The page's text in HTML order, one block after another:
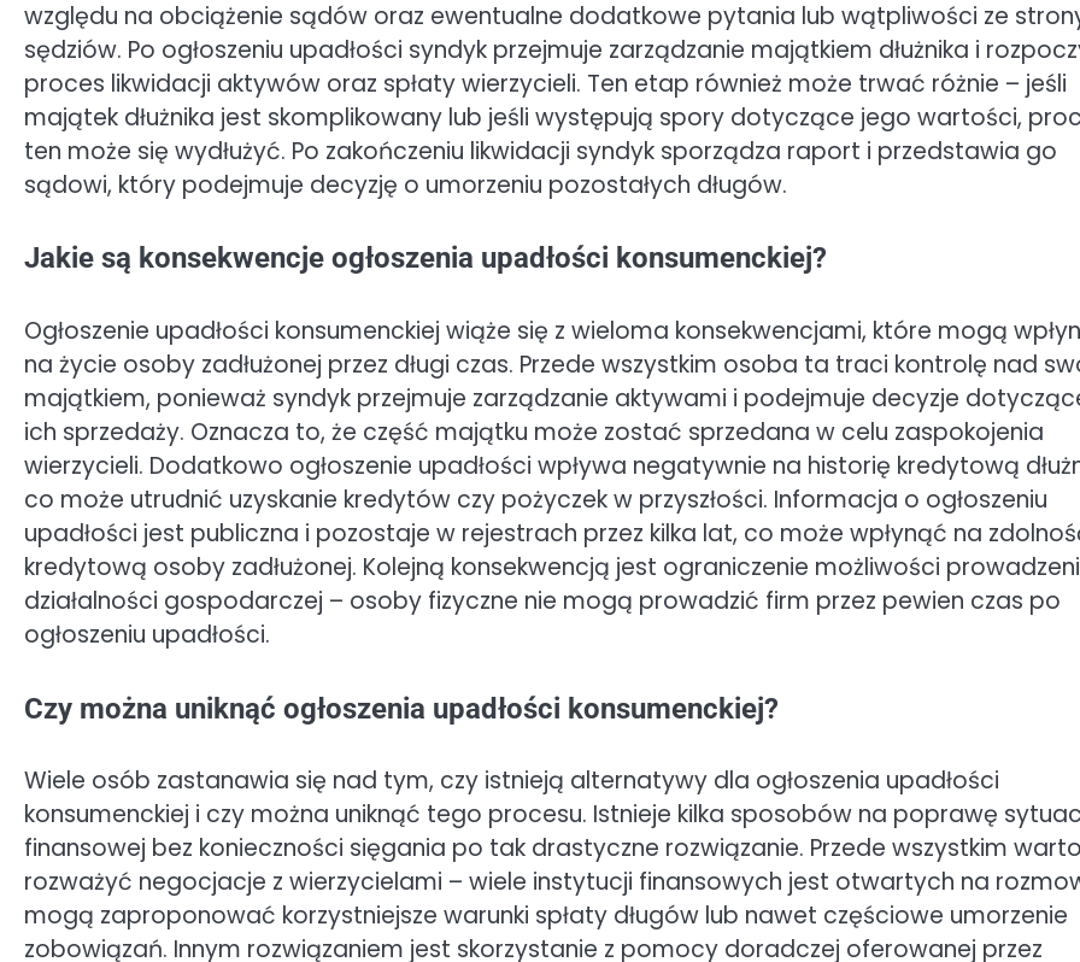
względu na obciążenie sądów oraz ewentualne dodatkowe pytania lub wątpliwości ze
sędziów. Po ogłoszeniu upadłości syndyk przejmuje zarządzanie majątkiem dłużnika i
proces likwidacji aktywów oraz spłaty wierzycieli. Ten etap również może trwać różnie – jeśli
majątek dłużnika jest skomplikowany lub jeśli występują spory dotyczące jego wartości,
ten może się wydłużyć. Po zakończeniu likwidacji syndyk sporządza raport i przedstawia go
sądowi, który podejmuje decyzję o umorzeniu pozostałych długów.
Jakie są konsekwencje ogłoszenia upadłości konsumenckiej?
Ogłoszenie upadłości konsumenckiej wiąże się z wieloma konsekwencjami, które mogą
na życie osoby zadłużonej przez długi czas. Przede wszystkim osoba ta traci kontrolę nad
majątkiem, ponieważ syndyk przejmuje zarządzanie aktywami i podejmuje decyzje
ich sprzedaży. Oznacza to, że część majątku może zostać sprzedana w celu zaspokojenia
wierzycieli. Dodatkowo ogłoszenie upadłości wpływa negatywnie na historię kredytową
co może utrudnić uzyskanie kredytów czy pożyczek w przyszłości. Informacja o ogłoszeniu
upadłości jest publiczna i pozostaje w rejestrach przez kilka lat, co może wpłynąć na
kredytową osoby zadłużonej. Kolejną konsekwencją jest ograniczenie możliwości
działalności gospodarczej – osoby fizyczne nie mogą prowadzić firm przez pewien czas po
ogłoszeniu upadłości.
Czy można uniknąć ogłoszenia upadłości konsumenckiej?
Wiele osób zastanawia się nad tym, czy istnieją alternatywy dla ogłoszenia upadłości
konsumenckiej i czy można uniknąć tego procesu. Istnieje kilka sposobów na poprawę
finansowej bez konieczności sięgania po tak drastyczne rozwiązanie. Przede wszystkim
rozważyć negocjacje z wierzycielami – wiele instytucji finansowych jest otwartych na
mogą zaproponować korzystniejsze warunki spłaty długów lub nawet częściowe umorzenie
zobowiązań. Innym rozwiązaniem jest skorzystanie z pomocy doradczej oferowanej przez